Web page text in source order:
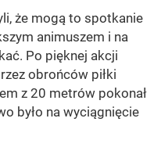
że mogą to spotkanie
animuszem i na
Po pięknej akcji
obrońców piłki
z 20 metrów pokonał
było na wyciągnięcie